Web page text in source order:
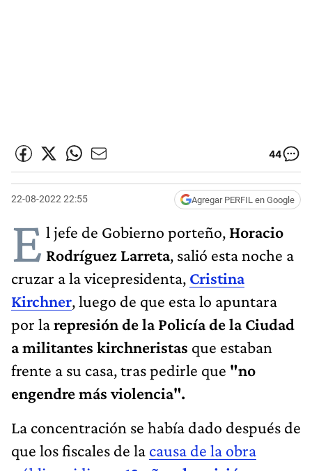
44
22-08-2022 22:55 Agregar PERFIL en Google
E l jefe de Gobierno porteño, Horacio
Rodríguez Larreta, salió esta noche a
cruzar a la vicepresidenta, Cristina
Kirchner, luego de que esta lo apuntara
por larepresión de la Policía de la Ciudad
a militantes kirchneristas que estaban
frente a su casa, tras pedirle que "no
engendre más violencia".
La concentración se había dado después de
que los fiscales de la causa de la obra